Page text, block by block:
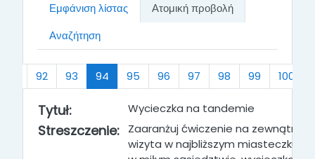
Εμφάνιση λίστας
Ατομική προβολή
Αναζήτηση
92 93 94(τρέχων)
95 96 97 98 99 100
Tytuł: Wycieczka na tandemie
Streszczenie:
Zaaranżuj ćwiczenie na zewnątrz
wizyta w najbliższym miasteczku,